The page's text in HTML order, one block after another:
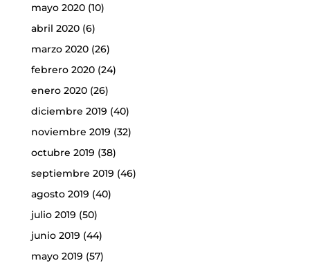
mayo 2020(10)
abril 2020(6)
marzo 2020(26)
febrero 2020(24)
enero 2020(26)
diciembre 2019 (40)
noviembre 2019 (32)
octubre 2019 (38)
septiembre 2019 (46)
agosto 2019 (40)
julio 2019 (50)
junio 2019 (44)
mayo 2019 (57)